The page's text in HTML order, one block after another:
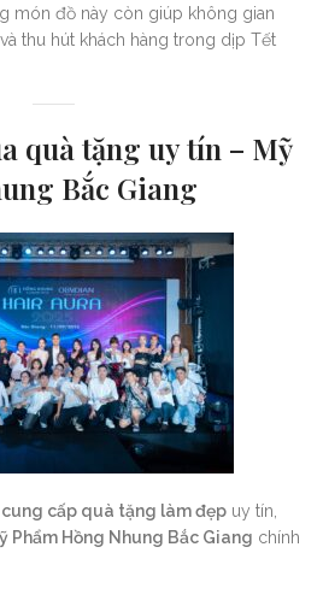
món đồ này còn giúp không gian
thu hút khách hàng trong dịp Tết
quà tặng uy tín – Mỹ
Bắc Giang
cung cấp quà tặng làm đẹp uy tín,
Phẩm Hồng Nhung Bắc Giang chính